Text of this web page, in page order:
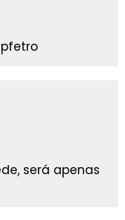
será apenas